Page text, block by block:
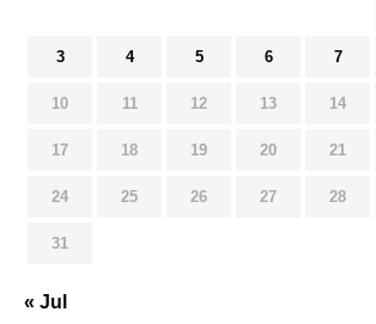
3 4 5 6 7
10 11 12 13 14
17 18 19 20 21
24 25 26 27 28
31
« Jul